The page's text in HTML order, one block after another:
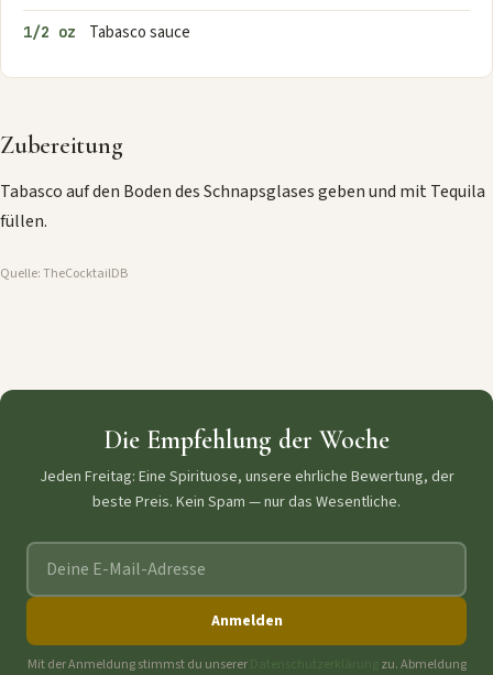
1/2 oz Tabasco sauce
Zubereitung
Tabasco auf den Boden des Schnapsglases geben und mit Tequila
füllen.
Quelle: TheCocktailDB
Die Empfehlung der Woche
Jeden Freitag: Eine Spirituose, unsere ehrliche Bewertung, der
beste Preis. Kein Spam — nur das Wesentliche.
E-Mail-Adresse
Anmelden
Mit der Anmeldung stimmst du unserer
zu. Abmeldung